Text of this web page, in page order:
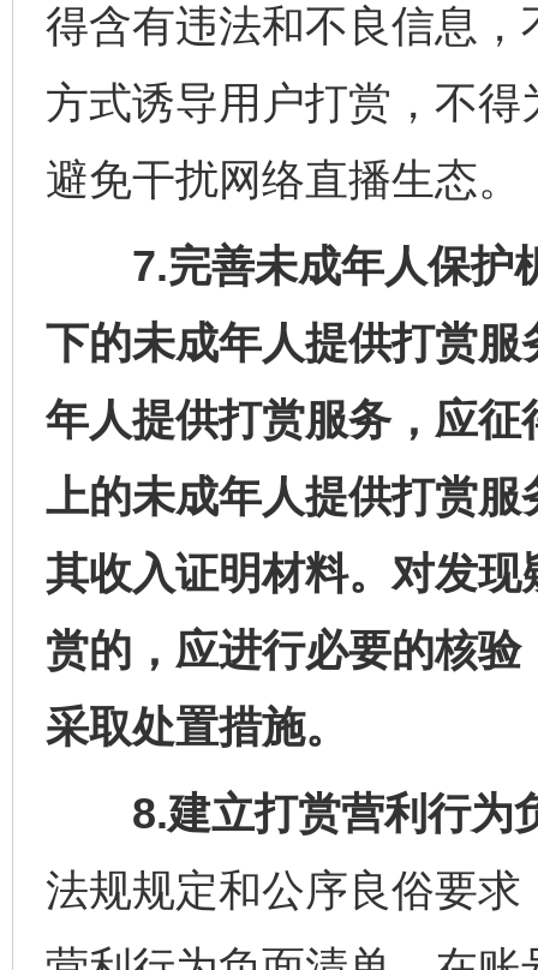
得含有违法和不良信息
方式诱导用户打赏，不
避免干扰网络直播生态。
7.完善未成年人保护
下的未成年人提供打赏
年人提供打赏服务，应
上的未成年人提供打赏
其收入证明材料。对发
赏的，应进行必要的核
采取处置措施。
8.建立打赏营利行为
法规规定和公序良俗要